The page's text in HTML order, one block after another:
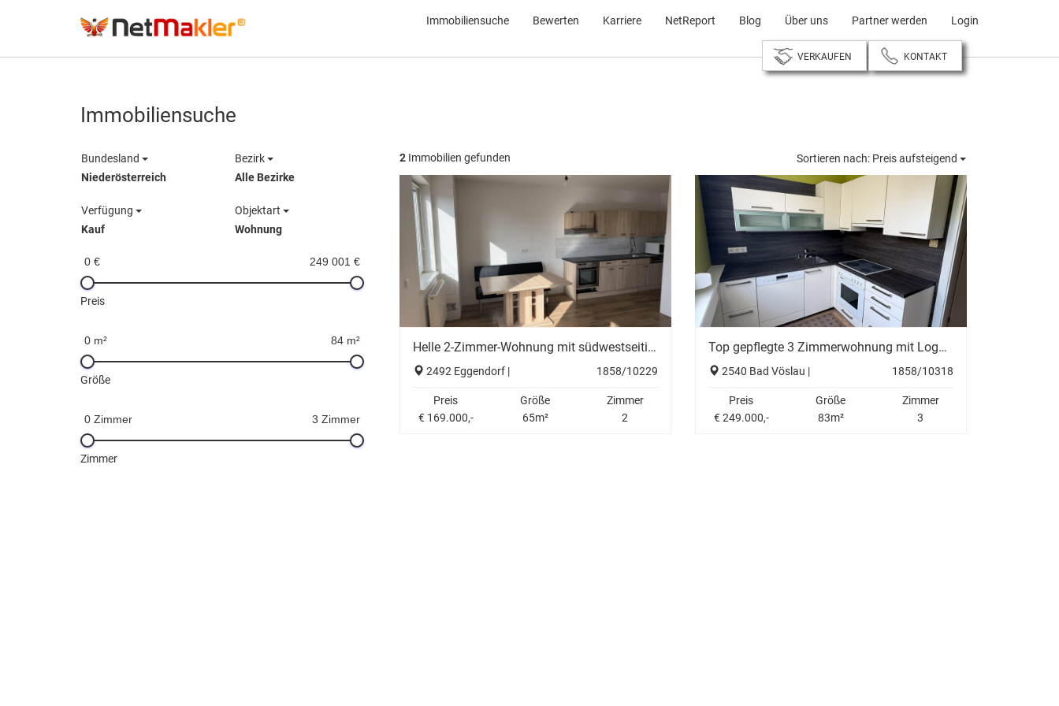
Immobiliensuche Bewerten Karriere NetReport Blog Über uns Partner werden Login
VERKAUFEN KONTAKT
Immobiliensuche
Bundesland
Niederösterreich
Bezirk
Alle Bezirke
Verfügung
Kauf
Objektart
Wohnung
0 € 249 001 €
Preis
0 m² 84 m²
Größe
0 Zimmer 3 Zimmer
Zimmer
2 Immobilien gefunden Sortieren nach: Preis aufsteigend
Helle 2-Zimmer-Wohnung mit südwestseitigem Balkon, KFZ Abstellplatz
1858/10229
2492 Eggendorf |
Preis
€ 169.000,-
Größe
65m²
Zimmer
2
Top gepflegte 3 Zimmerwohnung mit Loggia und Parkplatz in absoluter Ruhelage in der Waldwiese
1858/10318
2540 Bad Vöslau |
Preis
€ 249.000,-
Größe
83m²
Zimmer
3